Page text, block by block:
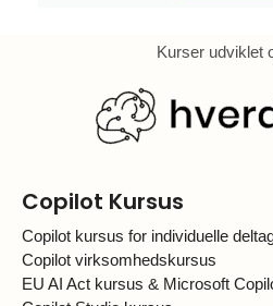
Kurser udviklet
Copilot Kursus
Copilot kursus for individuelle
Copilot virksomhedskursus
EU AI Act kursus & Microsoft